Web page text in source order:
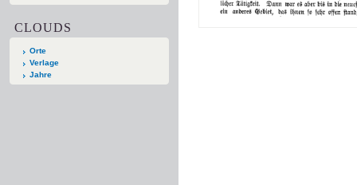
CLOUDS
Orte
Verlage
Jahre